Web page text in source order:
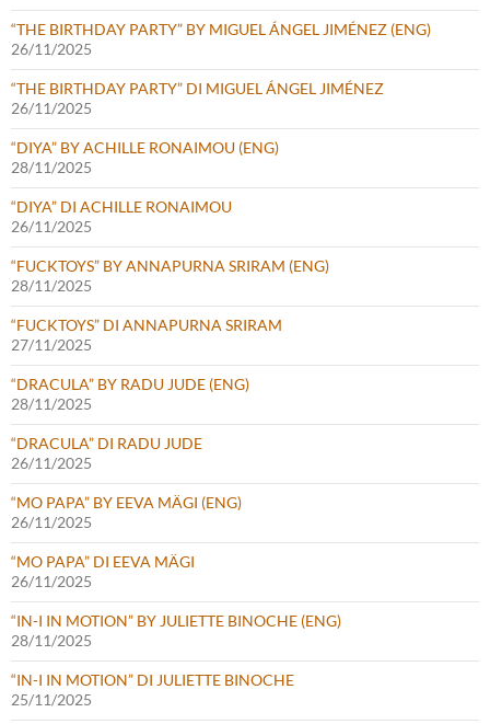
“THE BIRTHDAY PARTY” BY MIGUEL ÁNGEL JIMÉNEZ (ENG)
26/11/2025
“THE BIRTHDAY PARTY” DI MIGUEL ÁNGEL JIMÉNEZ
26/11/2025
“DIYA” BY ACHILLE RONAIMOU (ENG)
28/11/2025
“DIYA” DI ACHILLE RONAIMOU
26/11/2025
“FUCKTOYS” BY ANNAPURNA SRIRAM (ENG)
28/11/2025
“FUCKTOYS” DI ANNAPURNA SRIRAM
27/11/2025
“DRACULA” BY RADU JUDE (ENG)
28/11/2025
“DRACULA” DI RADU JUDE
26/11/2025
“MO PAPA” BY EEVA MÄGI (ENG)
26/11/2025
“MO PAPA” DI EEVA MÄGI
26/11/2025
“IN-I IN MOTION” BY JULIETTE BINOCHE (ENG)
28/11/2025
“IN-I IN MOTION” DI JULIETTE BINOCHE
25/11/2025